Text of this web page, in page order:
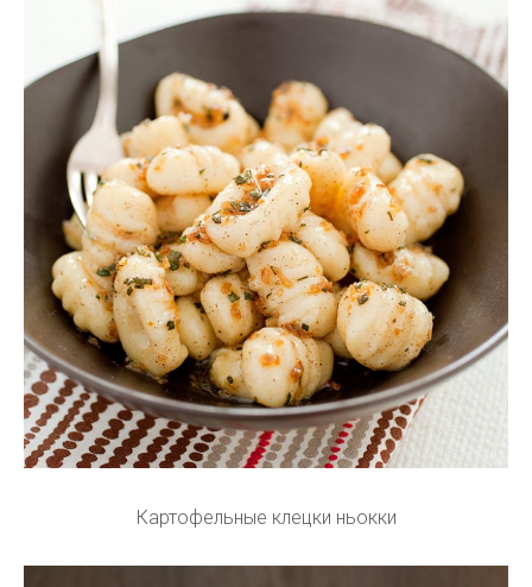
Картофельные клецки ньокки